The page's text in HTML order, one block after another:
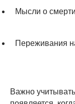
Мысли о смерти
Переживания
Важно